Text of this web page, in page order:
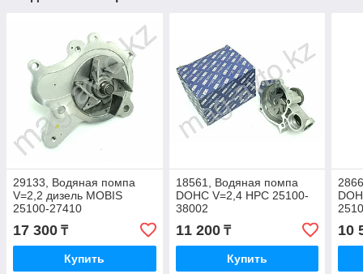
29133, Водяная помпа
V=2,2 дизель MOBIS
25100-27410
17 300 ₸
Купить
18561, Водяная помпа
DOHC V=2,4 HPC 25100-
38002
11 200₸
Купить
10